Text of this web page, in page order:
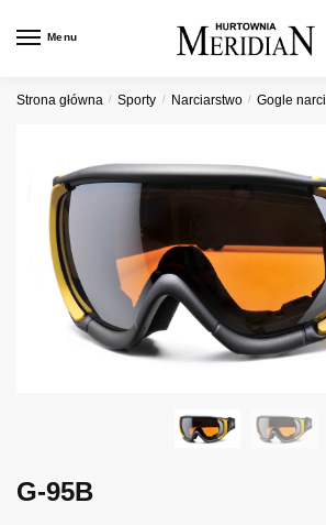
Menu
Strona główna / Sporty / Narciarstwo / Gogle
G-95B